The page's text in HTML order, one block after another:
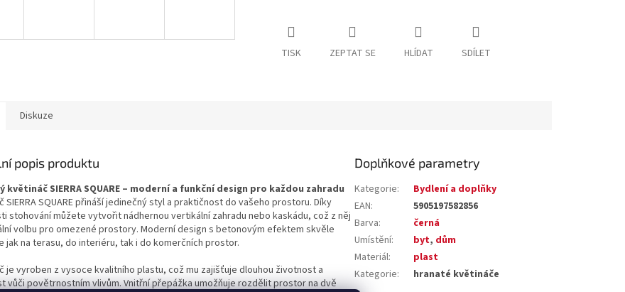
TISK ZEPTAT SE HLÍDAT SDÍLET
Diskuze
popis produktu
květináč SIERRA SQUARE – moderní a funkční design pro každou zahradu
SIERRA SQUARE přináší jedinečný styl a praktičnost do vašeho prostoru. Díky
stohování můžete vytvořit nádhernou vertikální zahradu nebo kaskádu, což z něj
volbu pro omezené prostory. Moderní design s betonovým efektem skvěle
jak na terasu, do interiéru, tak i do komerčních prostor.
je vyroben z vysoce kvalitního plastu, což mu zajišťuje dlouhou životnost a
vůči povětrnostním vlivům. Vnitřní přepážka umožňuje rozdělit prostor na dvě
Doplňkové parametry
Kategorie:
Bydlení a doplňky
EAN:
5905197582856
Barva:
černá
Umístění: byt, dům
Materiál:
plast
Kategorie: hranaté květináče